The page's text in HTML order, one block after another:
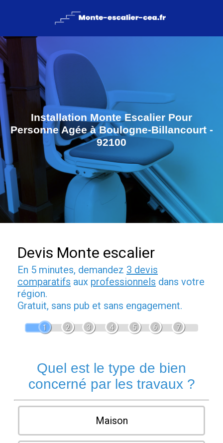
Installation Monte Escalier Pour
Personne Agée à Boulogne-Billancourt -
92100
Devis Monte escalier
En 5 minutes, demandez 3 devis
comparatifs aux professionnels dans votre
région.
Gratuit, sans pub et sans engagement.
1 2 3 4 5 6 7
Quel est le type de bien
concerné par les travaux ?
Maison